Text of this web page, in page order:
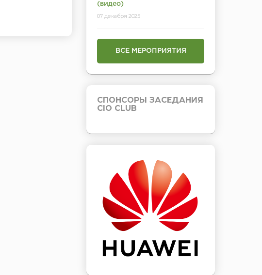
(видео)
07 декабря 2025
ВСЕ МЕРОПРИЯТИЯ
СПОНСОРЫ ЗАСЕДАНИЯ
CIO CLUB